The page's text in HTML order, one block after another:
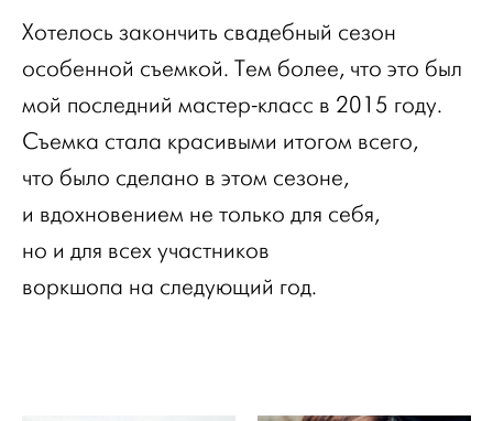
Хотелось закончить свадебный сезон
особенной съемкой. Тем более, что это был
мой последний мастер-класс в 2015 году.
Съемка стала красивыми итогом всего,
что было сделано в этом сезоне,
и вдохновением не только для себя,
но и для всех участников
воркшопа на следующий год.